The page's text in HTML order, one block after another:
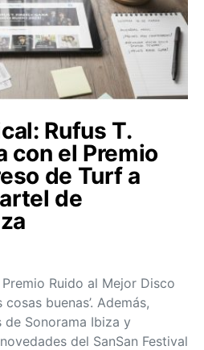
Rufus T.
con el Premio
de Turf a
de
Ruido al Mejor Disco
buenas’. Además,
Sonorama Ibiza y
del SanSan Festival